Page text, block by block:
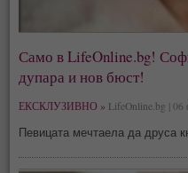
Само в LifeOnline.bg!
дупара и нов бюст!
ЕКСКЛУЗИВНО » LifeOnline.bg | 06
Певицата мечтаела да друса